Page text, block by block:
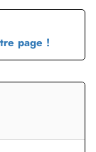
page !